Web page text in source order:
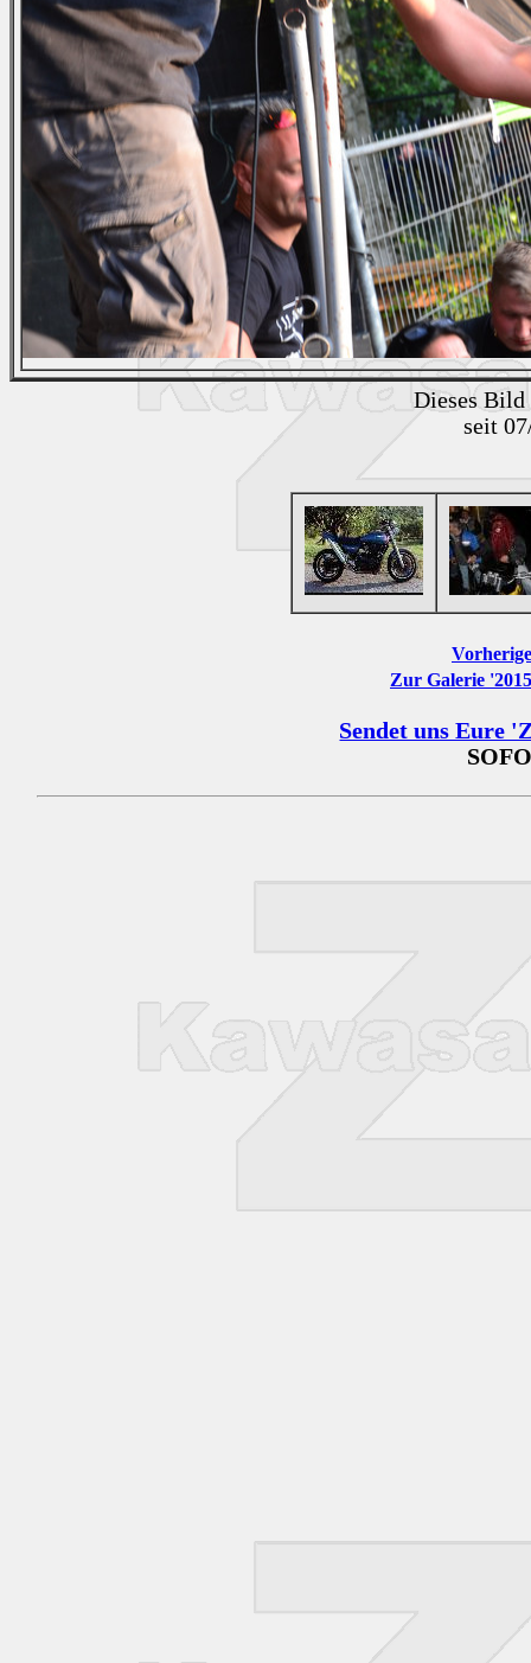
Dieses Bild
seit
Zur Galerie
Sendet uns Eure